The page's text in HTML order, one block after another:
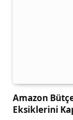
Amazon
Eksiklerini